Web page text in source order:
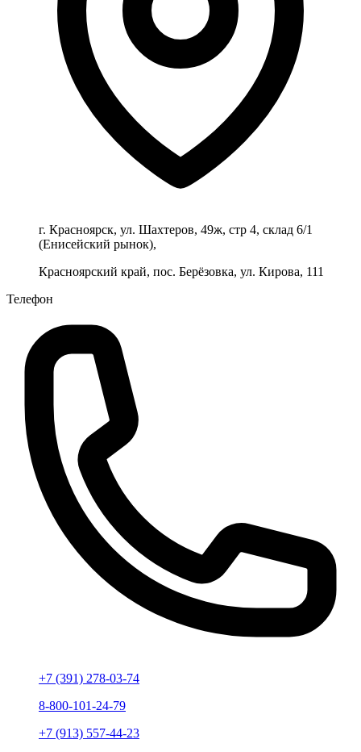
г. Красноярск, ул. Шахтеров, 49ж, стр 4, склад 6/1
(Енисейский рынок),
Красноярский край, пос. Берёзовка, ул. Кирова, 111
Телефон
+7 (391) 278-03-74
8-800-101-24-79
+7 (913) 557-44-23